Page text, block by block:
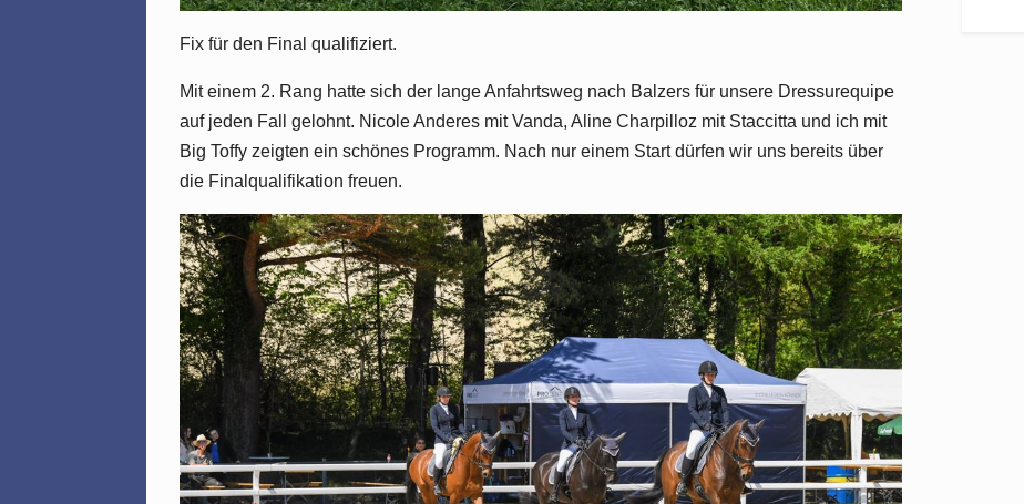
Fix für den Final qualifiziert.
Mit einem 2. Rang hatte sich der lange Anfahrtsweg nach Balzers für unsere Dressurequipe
auf jeden Fall gelohnt. Nicole Anderes mit Vanda, Aline Charpilloz mit Staccitta und ich mit
Big Toffy zeigten ein schönes Programm. Nach nur einem Start dürfen wir uns bereits über
die Finalqualifikation freuen.